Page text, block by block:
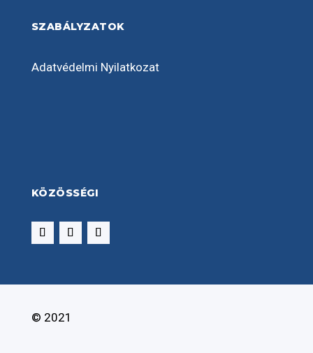
SZABÁLYZATOK
Adatvédelmi Nyilatkozat
KÖZÖSSÉGI
© 2021